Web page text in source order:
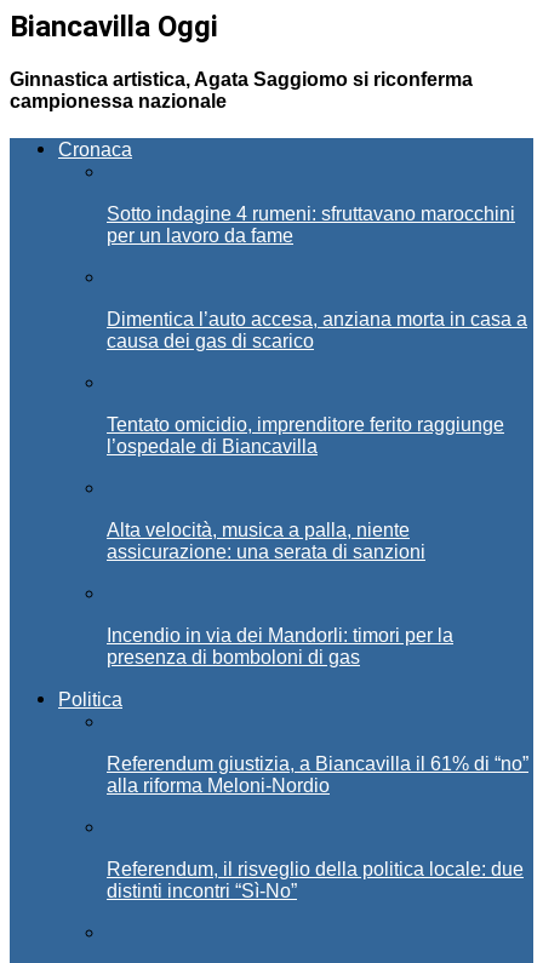
Biancavilla Oggi
Ginnastica artistica, Agata Saggiomo si riconferma
campionessa nazionale
Cronaca
Sotto indagine 4 rumeni: sfruttavano marocchini
per un lavoro da fame
Dimentica l’auto accesa, anziana morta in casa a
causa dei gas di scarico
Tentato omicidio, imprenditore ferito raggiunge
l’ospedale di Biancavilla
Alta velocità, musica a palla, niente
assicurazione: una serata di sanzioni
Incendio in via dei Mandorli: timori per la
presenza di bomboloni di gas
Politica
Referendum giustizia, a Biancavilla il 61% di “no”
alla riforma Meloni-Nordio
Referendum, il risveglio della politica locale: due
distinti incontri “Sì-No”